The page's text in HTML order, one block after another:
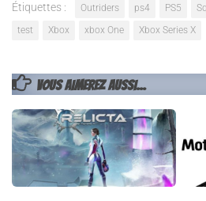
Étiquettes : Outriders ps4 PS5
test
Xbox xbox One Xbox Series X
VOUS AIMEREZ AUSSI...